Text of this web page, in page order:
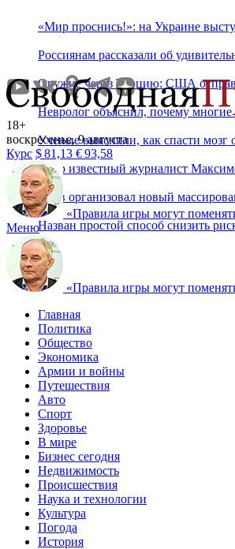
«Мир проснись!»: на Украине
Россиянам рассказали об
Оружие через Турцию: США
Невролог объяснил, почему
Ученые выяснили, как спасти мозг
Умер известный журналист
Киев организовал новый
Назван простой способ снизить
18+
воскресенье, 9 августа
Курс $81,13 €93,58
«Правила игры могут
Меню
«Правила игры могут
Главная
Политика
Общество
Экономика
Армии и войны
Путешествия
Авто
Спорт
Здоровье
В мире
Бизнес сегодня
Недвижимость
Происшествия
Наука и технологии
Культура
Погода
История